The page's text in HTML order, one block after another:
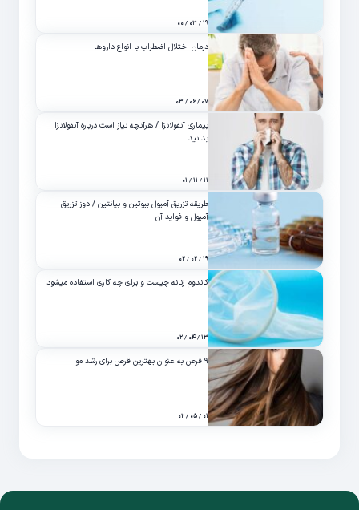
۱۹ / ۰۳ / ۰۰
درمان اختلال اضطراب با انواع داروها
۰۷ / ۰۶ / ۰۳
بیماری آنفولانزا / هرآنچه نیاز است درباره آنفولانزا
بدانید
۱۱ / ۱۱ / ۰۱
طریقه تزریق آمپول بیوتین و بپانتین / دوز تزریق
آمپول و فواید آن
۱۹ / ۰۲ / ۰۲
کاندوم زنانه چیست و برای چه کاری استفاده میشود
۱۳ / ۰۴ / ۰۲
۹ قرص به عنوان بهترین قرص برای رشد مو
۰۱ / ۰۵ / ۰۲